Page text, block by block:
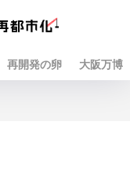
再開発の卵 大阪万博